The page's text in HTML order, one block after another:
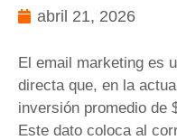
abril 21, 2026
El email marketing es
directa que, en la
inversión promedio de
Este dato coloca al